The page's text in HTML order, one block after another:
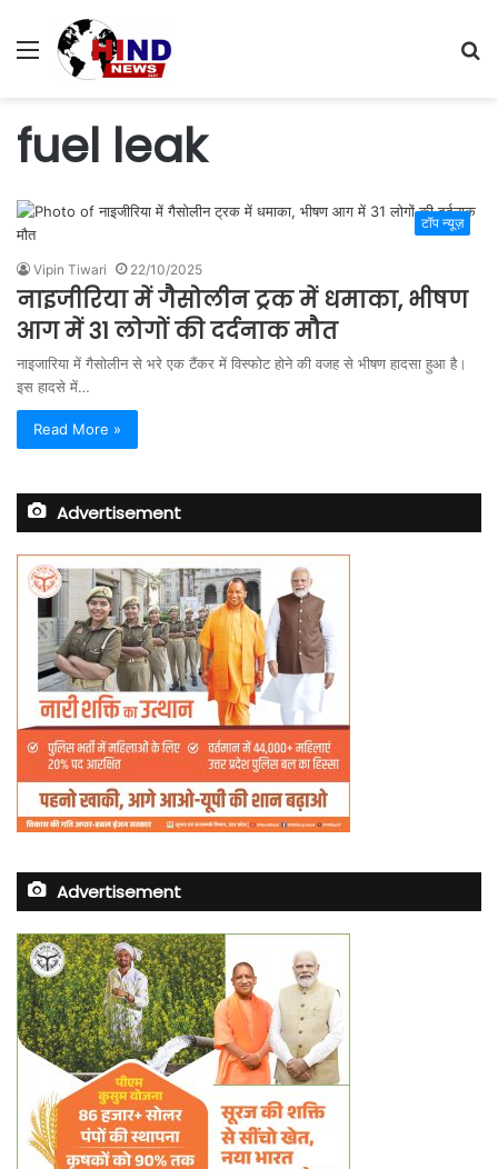
Menu
fuel leak
टॉप न्यूज़
Vipin Tiwari 22/10/2025
नाइजीरिया में गैसोलीन ट्रक में धमाका, भीषण
आग में 31 लोगों की दर्दनाक मौत
नाइजारिया में गैसोलीन से भरे एक टैंकर में विस्फोट होने की वजह से भीषण हादसा हुआ है।
इस हादसे में…
Read More »
Advertisement
Advertisement